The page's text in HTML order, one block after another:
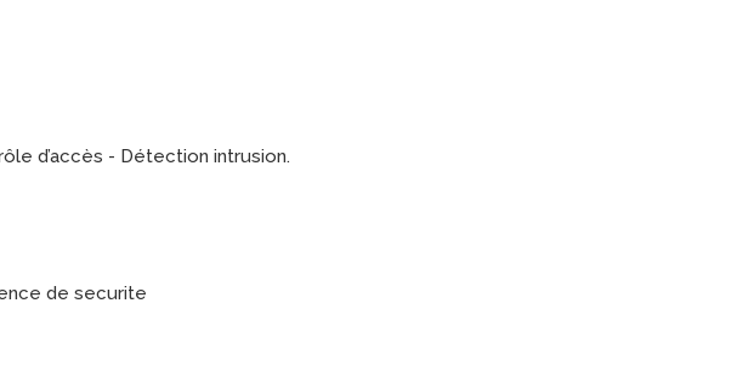
d’accès - Détection intrusion.